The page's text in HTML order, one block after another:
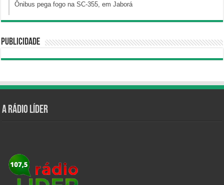
Ônibus pega fogo na SC-355, em Jaborá
Publicidade
A Rádio Líder